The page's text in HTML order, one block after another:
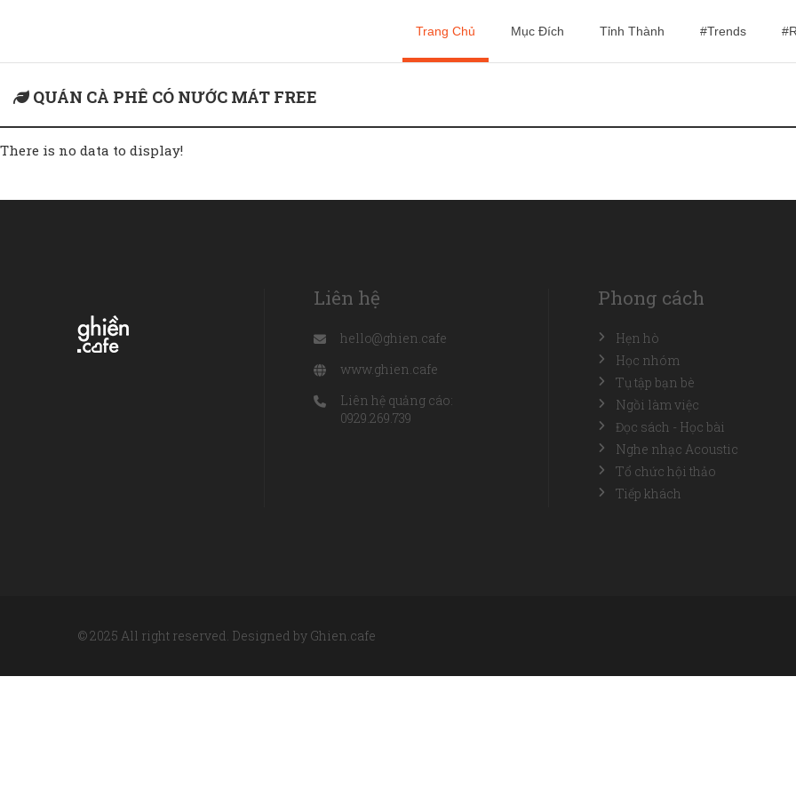
Trang Chủ Mục Đích Tỉnh Thành #Trends
QUÁN CÀ PHÊ CÓ NƯỚC MÁT FREE
There is no data to display!
Liên hệ
hello@ghien.cafe
www.ghien.cafe
Liên hệ quảng cáo:
0929.269.739
Phong cách
Hẹn hò
Học nhóm
Tụ tập bạn bè
Ngồi làm việc
Đọc sách - Học bài
Nghe nhạc Acoustic
Tổ chức hội thảo
Tiếp khách
© 2025 All right reserved. Designed by Ghien.cafe